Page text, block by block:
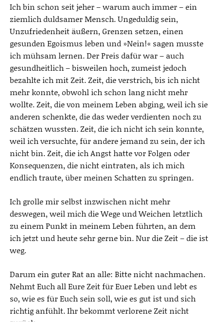
Ich bin schon seit jeher – warum auch immer – ein
ziemlich duldsamer Mensch. Ungeduldig sein,
Unzufriedenheit äußern, Grenzen setzen, einen
gesunden Egoismus leben und »Nein!« sagen musste
ich mühsam lernen. Der Preis dafür war – auch
gesundheitlich – bisweilen hoch, zumeist jedoch
bezahlte ich mit Zeit. Zeit, die verstrich, bis ich nicht
mehr konnte, obwohl ich schon lang nicht mehr
wollte. Zeit, die von meinem Leben abging, weil ich sie
anderen schenkte, die das weder verdienten noch zu
schätzen wussten. Zeit, die ich nicht ich sein konnte,
weil ich versuchte, für andere jemand zu sein, der ich
nicht bin. Zeit, die ich Angst hatte vor Folgen oder
Konsequenzen, die nicht eintraten, als ich mich
endlich traute, über meinen Schatten zu springen.
Ich grolle mir selbst inzwischen nicht mehr
deswegen, weil mich die Wege und Weichen letztlich
zu einem Punkt in meinem Leben führten, an dem
ich jetzt und heute sehr gerne bin. Nur die Zeit – die ist
weg.
Darum ein guter Rat an alle: Bitte nicht nachmachen.
Nehmt Euch all Eure Zeit für Euer Leben und lebt es
so, wie es für Euch sein soll, wie es gut ist und sich
richtig anfühlt. Ihr bekommt verlorene Zeit nicht